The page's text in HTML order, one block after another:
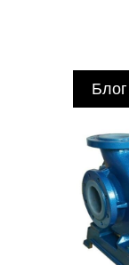
Блог